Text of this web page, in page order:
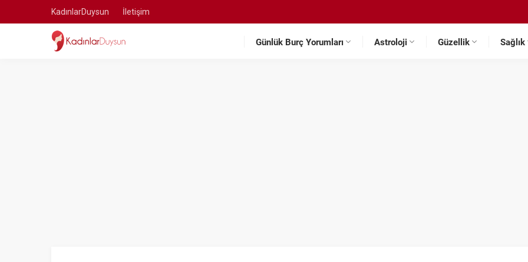
KadınlarDuysun İletişim
Günlük Burç Yorumları Astroloji Güzellik Sağlık